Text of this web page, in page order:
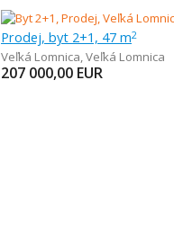
Prodej, byt 2+1, 47 m2
Veľká Lomnica,Veľká Lomnica
207 000,00 EUR